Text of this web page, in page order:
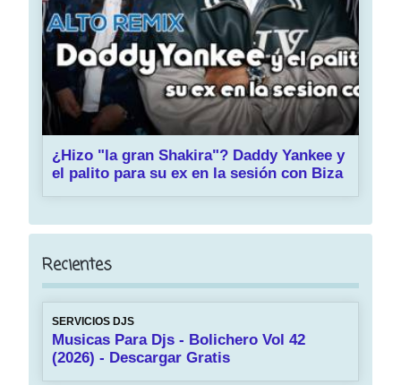
¿Hizo "la gran Shakira"? Daddy Yankee y
el palito para su ex en la sesión con Biza
Recientes
SERVICIOS DJS
Musicas Para Djs - Bolichero Vol 42
(2026) - Descargar Gratis